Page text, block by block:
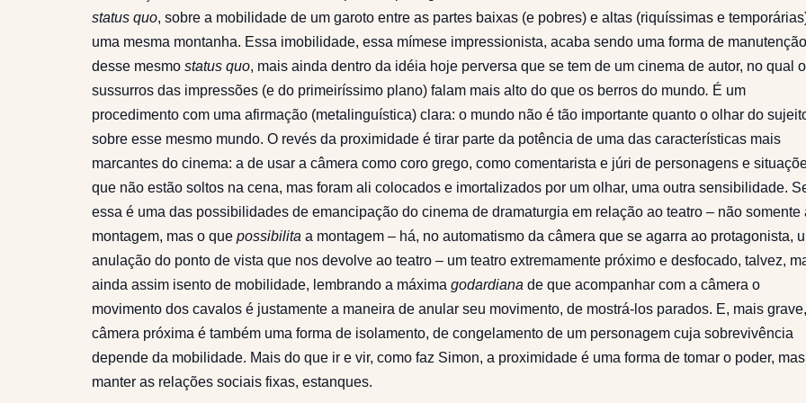
status quo, sobre a mobilidade de um garoto entre as partes baixas (e pobres) e altas (riquíssimas e
uma mesma montanha. Essa imobilidade, essa mímese impressionista, acaba sendo uma forma de manutenção
desse mesmo status quo, mais ainda dentro da idéia hoje perversa que se tem de um cinema de autor, no qual
sussurros das impressões (e do primeiríssimo plano) falam mais alto do que os berros do mundo. É um
procedimento com uma afirmação (metalinguística) clara: o mundo não é tão importante quanto o olhar do
sobre esse mesmo mundo. O revés da proximidade é tirar parte da potência de uma das características mais
marcantes do cinema: a de usar a câmera como coro grego, como comentarista e júri de personagens e
que não estão soltos na cena, mas foram ali colocados e imortalizados por um olhar, uma outra sensibilidade.
essa é uma das possibilidades de emancipação do cinema de dramaturgia em relação ao teatro – não somente
montagem, mas o que possibilita a montagem – há, no automatismo da câmera que se agarra ao protagonista,
anulação do ponto de vista que nos devolve ao teatro – um teatro extremamente próximo e desfocado, talvez,
ainda assim isento de mobilidade, lembrando a máxima godardiana de que acompanhar com a câmera o
movimento dos cavalos é justamente a maneira de anular seu movimento, de mostrá-los parados. E, mais
câmera próxima é também uma forma de isolamento, de congelamento de um personagem cuja sobrevivência
depende da mobilidade. Mais do que ir e vir, como faz Simon, a proximidade é uma forma de tomar o poder, mas
manter as relações sociais fixas, estanques.